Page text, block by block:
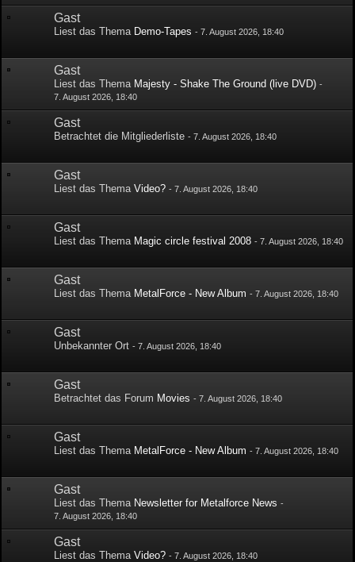
Gast
Liest das Thema Demo-Tapes -7. August 2026, 18:40
Gast
Liest das Thema Majesty - Shake The Ground (live DVD) -
7. August 2026, 18:40
Gast
Betrachtet die Mitgliederliste-7. August 2026, 18:40
Gast
Liest das ThemaVideo? -7. August 2026, 18:40
Gast
Liest das Thema Magic circle festival 2008 -7. August 2026, 18:40
Gast
Liest das Thema MetalForce - New Album -7. August 2026, 18:40
Gast
Unbekannter Ort-7. August 2026, 18:40
Gast
Betrachtet das Forum Movies -7. August 2026, 18:40
Gast
Liest das Thema MetalForce - New Album -7. August 2026, 18:40
Gast
Liest das Thema Newsletter for Metalforce News -
7. August 2026, 18:40
Gast
Liest das ThemaVideo? -7. August 2026, 18:40